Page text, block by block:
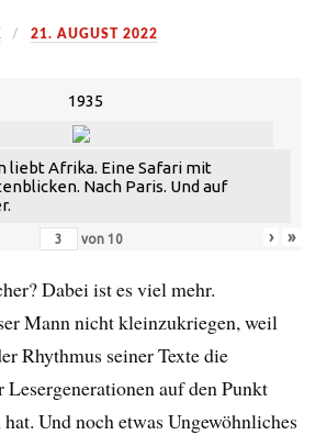
21. AUGUST 2022
1935
liebt Afrika. Eine Safari mit
Nach Paris. Und auf
von 10 › »
Dabei ist es viel mehr.
Mann nicht kleinzukriegen, weil
Rhythmus seiner Texte die
auf den Punkt
Und noch etwas Ungewöhnliches